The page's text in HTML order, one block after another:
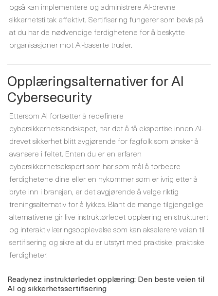
også kan implementere og administrere AI-drevne
sikkerhetstiltak effektivt. Sertifisering fungerer som bevis på
at du har de nødvendige ferdighetene for å beskytte
organisasjoner mot AI-baserte trusler.
Opplæringsalternativer for AI
Cybersecurity
Ettersom AI fortsetter å redefinere
cybersikkerhetslandskapet, har det å få ekspertise innen AI-
drevet sikkerhet blitt avgjørende for fagfolk som ønsker å
avansere i feltet. Enten du er en erfaren
cybersikkerhetsekspert som har som mål å forbedre
ferdighetene dine eller en nykommer som er ivrig etter å
bryte inn i bransjen, er det avgjørende å velge riktig
treningsalternativ for å lykkes. Blant de mange tilgjengelige
alternativene gir live instruktørledet opplæring en strukturert
og interaktiv læringsopplevelse som kan akselerere veien til
sertifisering og sikre at du er utstyrt med praktiske, praktiske
ferdigheter.
Readynez instruktørledet opplæring: Den beste veien til
AI og sikkerhetssertifisering